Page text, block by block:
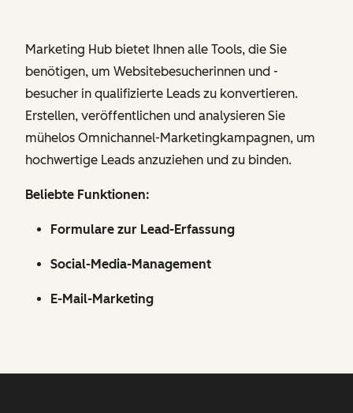
Marketing Hub bietet Ihnen alle Tools, die Sie
benötigen, um Websitebesucherinnen und -
besucher in qualifizierte Leads zu konvertieren.
Erstellen, veröffentlichen und analysieren Sie
mühelos Omnichannel-Marketingkampagnen, um
hochwertige Leads anzuziehen und zu binden.
Beliebte Funktionen:
Formulare zur Lead-Erfassung
Social-Media-Management
E-Mail-Marketing